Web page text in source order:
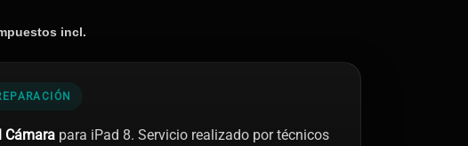
incl.
Cámara para iPad 8. Servicio realizado por técnicos